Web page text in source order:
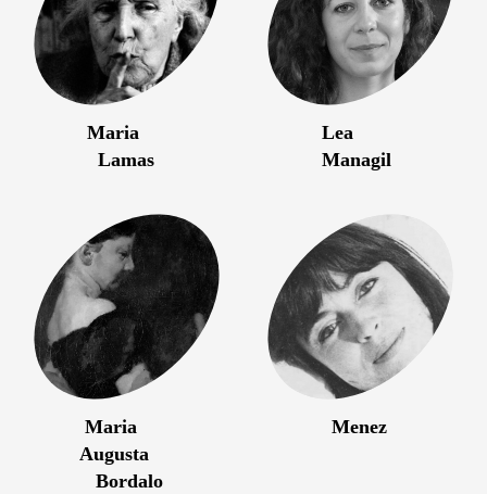
Maria
Lamas
Lea
Managil
Maria
Augusta
Bordalo
Menez